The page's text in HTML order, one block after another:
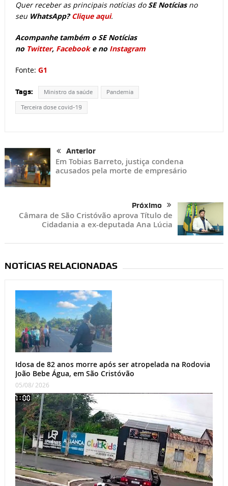
Quer receber as principais notícias doSE Notíciasno
seu WhatsApp? Clique aqui.
Acompanhe também o SE Notícias
no Twitter, Facebooke no Instagram
Fonte: G1
Tags: Ministro da saúde Pandemia
Terceira dose covid-19
Anterior
Em Tobias Barreto, justiça condena
acusados pela morte de empresário
Próximo
Câmara de São Cristóvão aprova Título de
Cidadania a ex-deputada Ana Lúcia
NOTÍCIAS RELACIONADAS
Idosa de 82 anos morre após ser atropelada na Rodovia
João Bebe Água, em São Cristóvão
05/08/ 2026